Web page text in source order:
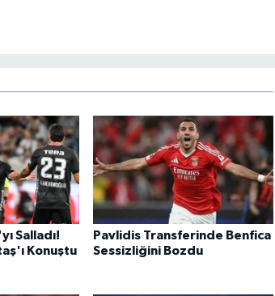
Salladı!
Konuştu
Pavlidis Transferinde Benfica
Sessizliğini Bozdu